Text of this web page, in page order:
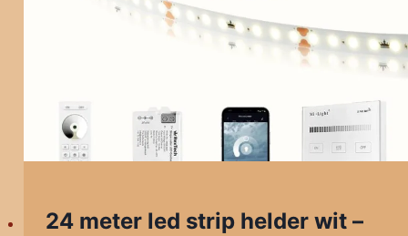
24 meter led strip helder wit –